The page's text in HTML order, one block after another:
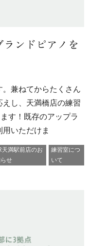
ランドピアノを
兼ねてからたくさん
し、天満橋店の練習
す！既存のアップラ
いただけま
天満駅前店のお
せ
練習室につ
いて